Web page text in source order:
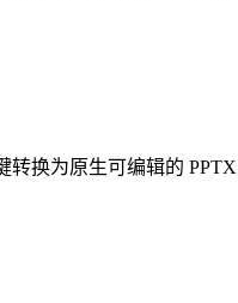
换为原生可编辑的